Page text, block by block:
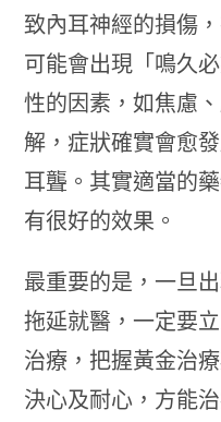
致內耳神經的損傷
可能會出現「鳴久
性的因素，如焦慮
解，症狀確實會愈
耳聾。其實適當的
有很好的效果。
最重要的是，一旦
拖延就醫，一定要
治療，把握黃金治
決心及耐心，方能